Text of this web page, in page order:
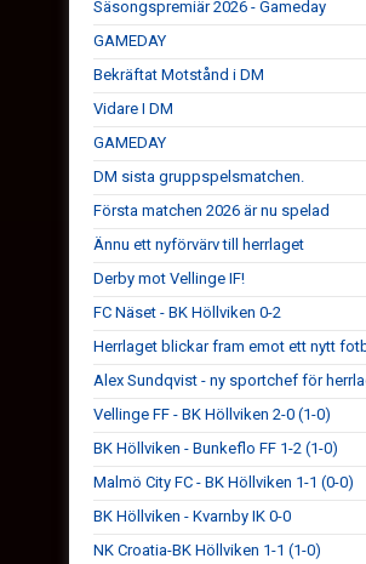
Säsongspremiär 2026 - Gameday
GAMEDAY
Bekräftat Motstånd i DM
Vidare I DM
GAMEDAY
DM sista gruppspelsmatchen.
Första matchen 2026 är nu spelad
Ännu ett nyförvärv till herrlaget
Derby mot Vellinge IF!
FC Näset - BK Höllviken 0-2
Herrlaget blickar fram emot ett nytt
Alex Sundqvist - ny sportchef för
Vellinge FF - BK Höllviken 2-0 (1-0)
BK Höllviken - Bunkeflo FF 1-2 (1-0)
Malmö City FC - BK Höllviken 1-1 (0-0)
BK Höllviken - Kvarnby IK 0-0
NK Croatia-BK Höllviken 1-1 (1-0)